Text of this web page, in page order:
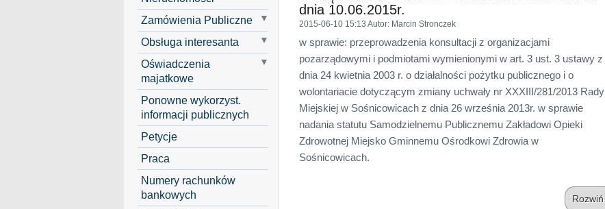
Zamówienia Publiczne
Obsługa interesanta
Oświadczenia
majatkowe
Ponowne wykorzyst.
informacji publicznych
Petycje
Praca
Numery rachunków
bankowych
dnia 10.06.2015r.
2015-06-10 15:13 Autor: Marcin Stronczek
w sprawie: przeprowadzenia konsultacji z organizacjami
pozarządowymi i podmiotami wymienionymi w art. 3 ust. 3 ustawy z
dnia 24 kwietnia 2003 r. o działalności pożytku publicznego i o
wolontariacie dotyczącym zmiany uchwały nr XXXIII/281/2013 Rady
Miejskiej w Sośnicowicach z dnia 26 września 2013r. w sprawie
nadania statutu Samodzielnemu Publicznemu Zakładowi Opieki
Zdrowotnej Miejsko Gminnemu Ośrodkowi Zdrowia w
Sośnicowicach.
Rozwiń